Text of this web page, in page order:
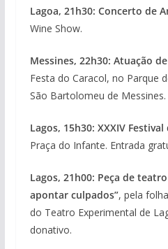
Lagoa, 21h30: Concerto de
Wine Show.
Messines, 22h30: Atuação
Festa do Caracol, no Parque
São Bartolomeu de Messines.
Lagos, 15h30: XXXIV
Praça do Infante. Entrada
Lagos, 21h00: Peça de
apontar culpados”, pela
do Teatro Experimental de
donativo.